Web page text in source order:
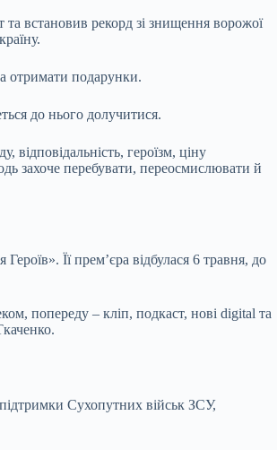
встановив рекорд зі знищення ворожої
отримати подарунки.
до нього долучитися.
героїзм, ціну
захоче перебувати, переосмислювати й
Її прем’єра відбулася 6 травня, до
попереду – кліп, подкаст, нові digital та
Сухопутних військ ЗСУ,